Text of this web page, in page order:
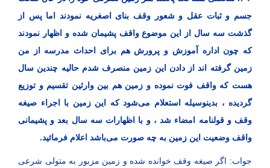
جسم و ثبات عقل و شعور وقف بنای اصغریه نمودند اما پس از
گذشت سه سال از این موضوع واقف پشیمان شده و اظهار نمودند
که چون اداره آموزش و پرورش هم برای احداث مدرسه از من
زمین گرفته اند از دادن این زمین منصرف شدم حالیه چندین سال
هست که واقف فوت نموده و زمین هم بین وارثین تقسیم و توزیع
گردیده ، بدینوسیله استعلام می‌شود که این زمین با اجراء صیغه
وقف و قولنامه امضاء شد ، و با اظهارات سه سال بعد و پشیمانی
واقف وضعیت این زمین به چه صورت می‌باشد اعلام فرمائید.
جواب: اگر صیغه وقف خوانده شده و زمین مزبور به متولی شرعی